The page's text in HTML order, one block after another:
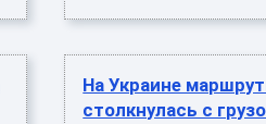
На Украине
столкнулась с